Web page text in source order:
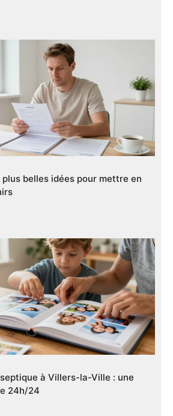
belles idées pour mettre en
à Villers-la-Ville : une
24h/24